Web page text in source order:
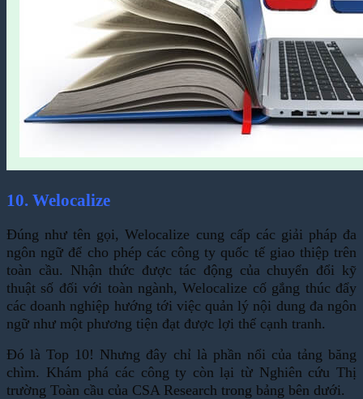
10. Welocalize
Đúng như tên gọi, Welocalize cung cấp các giải pháp đa
ngôn ngữ để cho phép các công ty quốc tế giao thiệp trên
toàn cầu. Nhận thức được tác động của chuyển đổi kỹ
thuật số đối với toàn ngành, Welocalize cố gắng thúc đẩy
các doanh nghiệp hướng tới việc quản lý nội dung đa ngôn
ngữ như một phương tiện đạt được lợi thế cạnh tranh.
Đó là Top 10! Nhưng đây chỉ là phần nổi của tảng băng
chìm. Khám phá các công ty còn lại từ Nghiên cứu Thị
trường Toàn cầu của CSA Research trong bảng bên dưới.